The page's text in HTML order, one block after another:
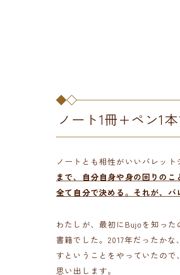
ノート1冊+ペン1
ノートとも相性がいいバレット
まで、自分自身や身の回りの
全て自分で決める。それが、バ
わたしが、最初にBujoを知った
書籍でした。2017年だったか
すということをやっていたの
思い出します。